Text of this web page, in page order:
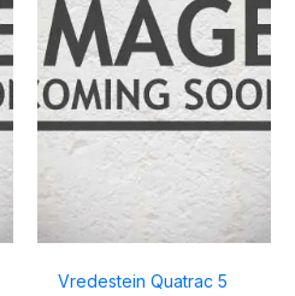
Vredestein Quatrac 5